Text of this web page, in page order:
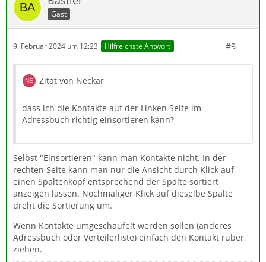
Gast
9. Februar 2024 um 12:23 Hilfreichste Antwort #9
Zitat von Neckar
dass ich die Kontakte auf der Linken Seite im
Adressbuch richtig einsortieren kann?
Selbst "Einsortieren" kann man Kontakte nicht. In der
rechten Seite kann man nur die Ansicht durch Klick auf
einen Spaltenkopf entsprechend der Spalte sortiert
anzeigen lassen. Nochmaliger Klick auf dieselbe Spalte
dreht die Sortierung um.
Wenn Kontakte umgeschaufelt werden sollen (anderes
Adressbuch oder Verteilerliste) einfach den Kontakt rüber
ziehen.